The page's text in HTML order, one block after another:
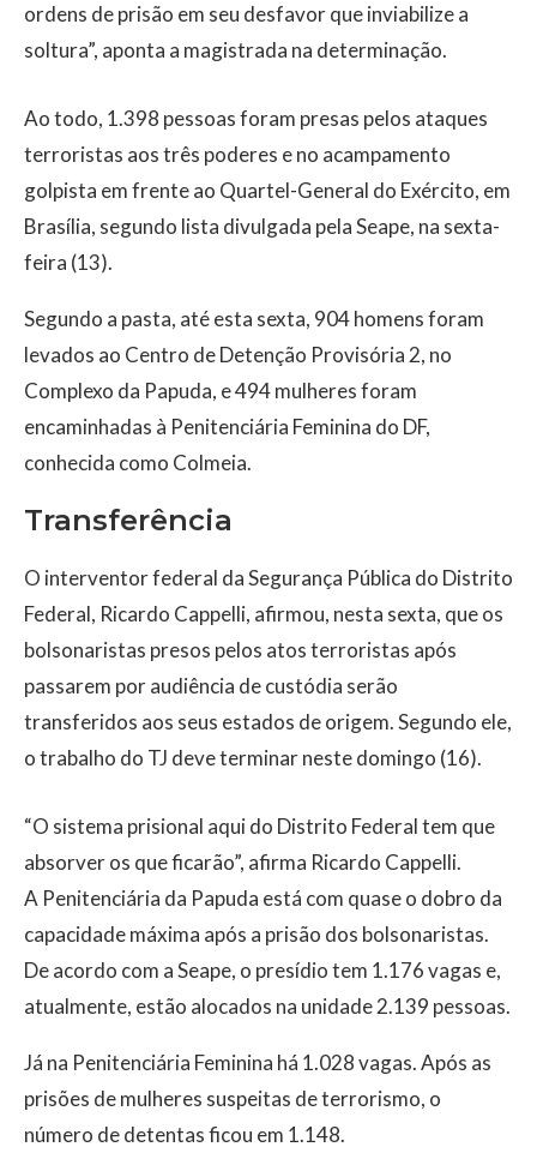
ordens de prisão em seu desfavor que inviabilize a
soltura”, aponta a magistrada na determinação.
Ao todo, 1.398 pessoas foram presas pelos ataques
terroristas aos três poderes e no acampamento
golpista em frente ao Quartel-General do Exército, em
Brasília, segundo lista divulgada pela Seape, na sexta-
feira (13).
Segundo a pasta, até esta sexta, 904 homens foram
levados ao Centro de Detenção Provisória 2, no
Complexo da Papuda, e 494 mulheres foram
encaminhadas à Penitenciária Feminina do DF,
conhecida como Colmeia.
Transferência
O interventor federal da Segurança Pública do Distrito
Federal, Ricardo Cappelli, afirmou, nesta sexta, que os
bolsonaristas presos pelos atos terroristas após
passarem por audiência de custódia serão
transferidos aos seus estados de origem. Segundo ele,
o trabalho do TJ deve terminar neste domingo (16).
“O sistema prisional aqui do Distrito Federal tem que
absorver os que ficarão”, afirma Ricardo Cappelli.
A Penitenciária da Papuda está com quase o dobro da
capacidade máxima após a prisão dos bolsonaristas.
De acordo com a Seape, o presídio tem 1.176 vagas e,
atualmente, estão alocados na unidade 2.139 pessoas.
Já na Penitenciária Feminina há 1.028 vagas. Após as
prisões de mulheres suspeitas de terrorismo, o
número de detentas ficou em 1.148.